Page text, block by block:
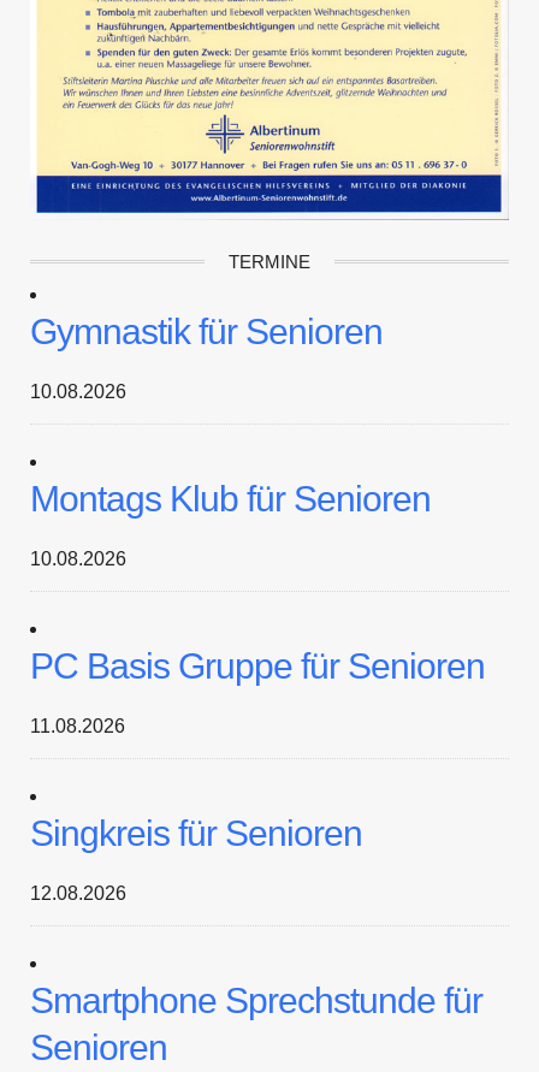
TERMINE
Gymnastik für Senioren
10.08.2026
Montags Klub für Senioren
10.08.2026
PC Basis Gruppe für Senioren
11.08.2026
Singkreis für Senioren
12.08.2026
Smartphone Sprechstunde für
Senioren